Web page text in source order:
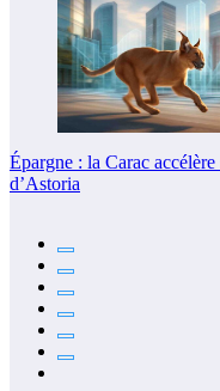
Épargne : la Carac
d’Astoria